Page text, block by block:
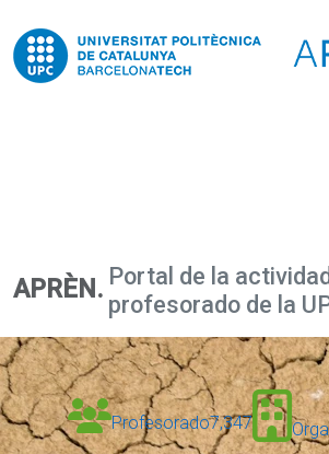
APRÈN. Portal de la
profesorado de la
Profesorado7,347